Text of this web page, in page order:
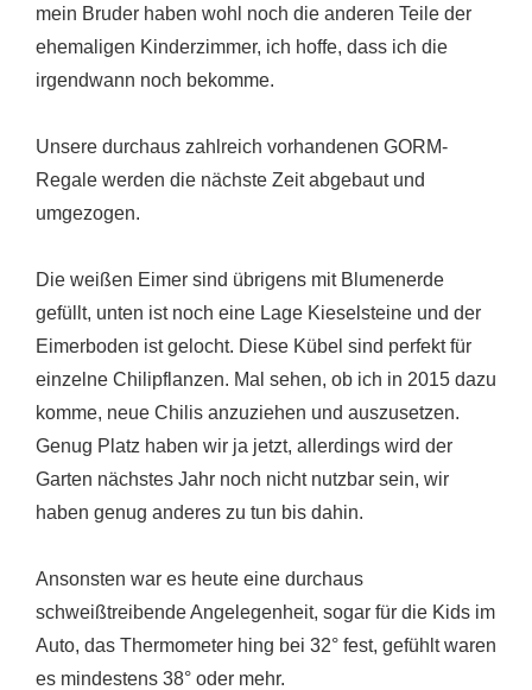
mein Bruder haben wohl noch die anderen Teile der
ehemaligen Kinderzimmer, ich hoffe, dass ich die
irgendwann noch bekomme.
Unsere durchaus zahlreich vorhandenen GORM-
Regale werden die nächste Zeit abgebaut und
umgezogen.
Die weißen Eimer sind übrigens mit Blumenerde
gefüllt, unten ist noch eine Lage Kieselsteine und der
Eimerboden ist gelocht. Diese Kübel sind perfekt für
einzelne Chilipflanzen. Mal sehen, ob ich in 2015 dazu
komme, neue Chilis anzuziehen und auszusetzen.
Genug Platz haben wir ja jetzt, allerdings wird der
Garten nächstes Jahr noch nicht nutzbar sein, wir
haben genug anderes zu tun bis dahin.
Ansonsten war es heute eine durchaus
schweißtreibende Angelegenheit, sogar für die Kids im
Auto, das Thermometer hing bei 32° fest, gefühlt waren
es mindestens 38° oder mehr.